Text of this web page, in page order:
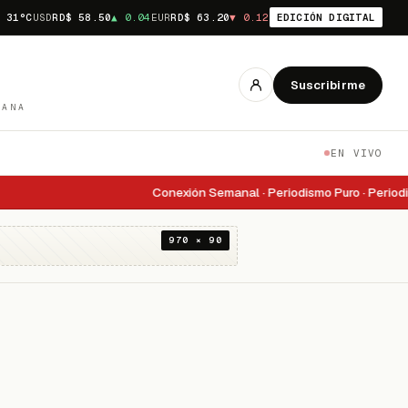
31 °CUSDRD$58.50▲ 0.04 EURRD$63.20▼ 0.12 EDICIÓN DIGITAL
Suscribirme
EN VIVO
Conexión Semanal · Periodismo Puro ·
970 × 90